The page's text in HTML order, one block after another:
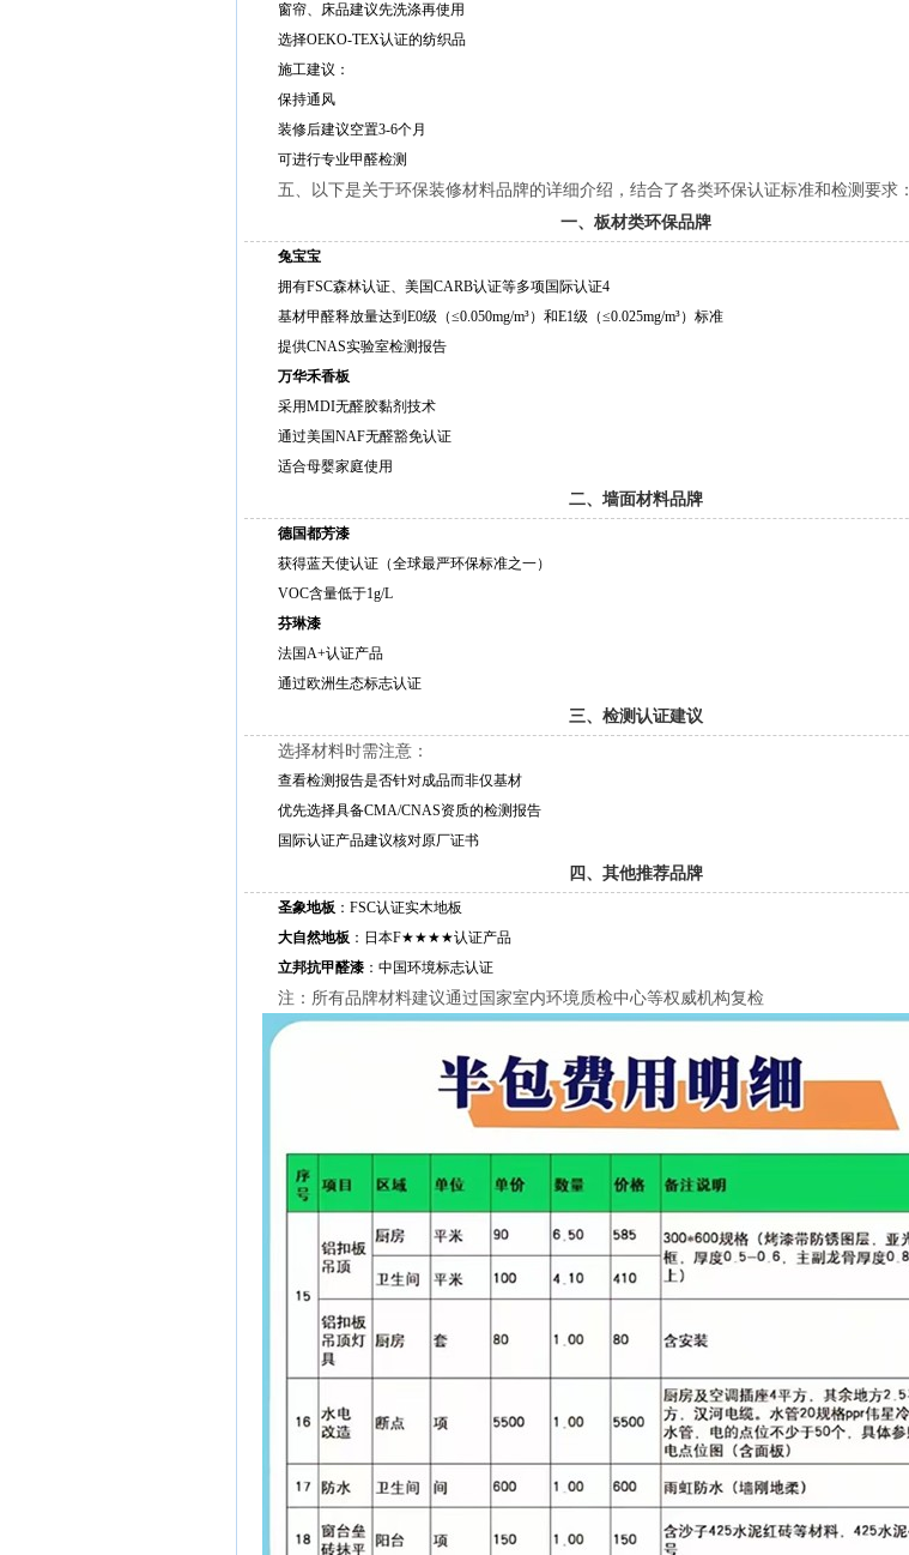
窗帘、床品建议先洗涤再使用
选择OEKO-TEX认证的纺织品
施工建议：
保持通风
装修后建议空置3-6个月
可进行专业甲醛检测
五、以下是关于环保装修材料品牌的详细介绍，结合了各类环保认证标准和检测要求‌：
一、板材类环保品牌
兔宝宝
拥有FSC森林认证、美国CARB认证等多项国际认证‌4
基材甲醛释放量达到E0级（≤0.050mg/m³）和E1级（≤0.025mg/m³）标准‌
提供CNAS实验室检测报告
万华禾香板
采用MDI无醛胶黏剂技术‌
通过美国NAF无醛豁免认证
适合母婴家庭使用
二、墙面材料品牌
德国都芳漆
获得蓝天使认证（全球最严环保标准之一）‌
VOC含量低于1g/L
芬琳漆
法国A+认证产品‌
通过欧洲生态标志认证
三、检测认证建议
选择材料时需注意：
查看检测报告是否针对成品而非仅基材‌
优先选择具备CMA/CNAS资质的检测报告‌
国际认证产品建议核对原厂证书‌
四、其他推荐品牌
圣象地板 ‌：FSC认证实木地板
大自然地板 ‌：日本F★★★★认证产品
立邦抗甲醛漆 ‌：中国环境标志认证
注：所有品牌材料建议通过国家室内环境质检中心等权威机构复检‌